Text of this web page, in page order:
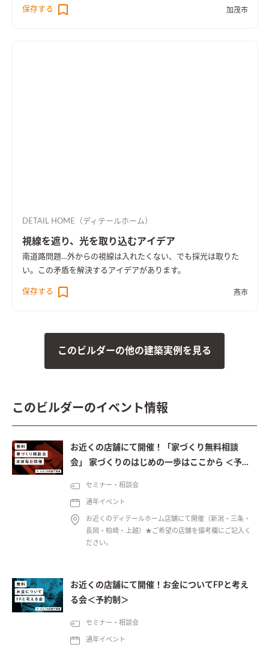
保存する
加茂市
DETAIL HOME（ディテールホーム）
視線を遮り、光を取り込むアイデア
南道路問題…外からの視線は入れたくない、でも採光は取りた
い。この矛盾を解決するアイデアがあります。
保存する 燕市
このビルダーの他の建築実例を見る
このビルダーのイベント情報
お近くの店舗にて開催！「家づくり無料相談
会」 家づくりのはじめの一歩はここから ＜予約
セミナー・相談会
通年イベント
お近くのディテールホーム店舗にて開催（新潟・三条・
長岡・柏崎・上越）★ご希望の店舗を備考欄にご記入く
ださい。
お近くの店舗にて開催！お金についてFPと考え
る会＜予約制＞
セミナー・相談会
通年イベント